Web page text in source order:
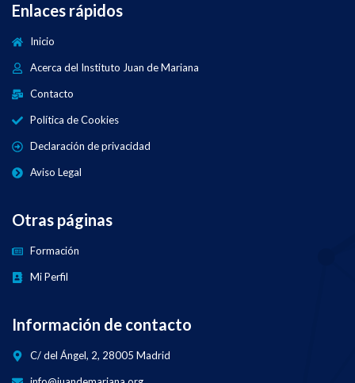
Enlaces rápidos
Inicio
Acerca del Instituto Juan de Mariana
Contacto
Política de Cookies
Declaración de privacidad
Aviso Legal
Otras páginas
Formación
Mi Perfil
Información de contacto
C/ del Ángel, 2, 28005 Madrid